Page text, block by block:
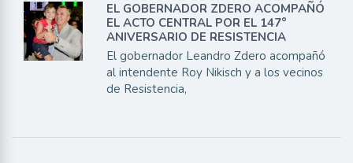
EL GOBERNADOR ZDERO ACOMPAÑÓ
EL ACTO CENTRAL POR EL 147°
ANIVERSARIO DE RESISTENCIA
El gobernador Leandro Zdero acompañó
al intendente Roy Nikisch y a los vecinos
de Resistencia,